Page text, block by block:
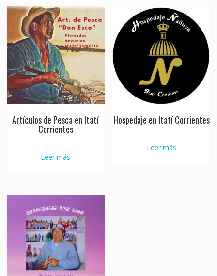
Artículos de Pesca en Itatí
Corrientes
Leer más
Hospedaje en Itatí Corrientes
Leer más